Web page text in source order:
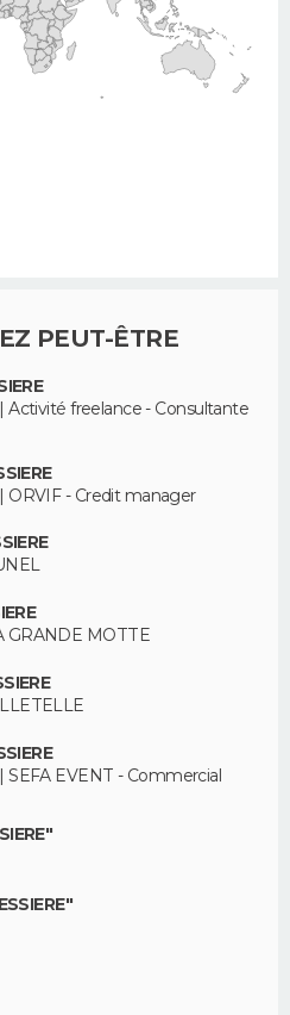
PEUT-ÊTRE
Activité freelance - Consultante
ORVIF - Credit manager
GRANDE MOTTE
SEFA EVENT - Commercial